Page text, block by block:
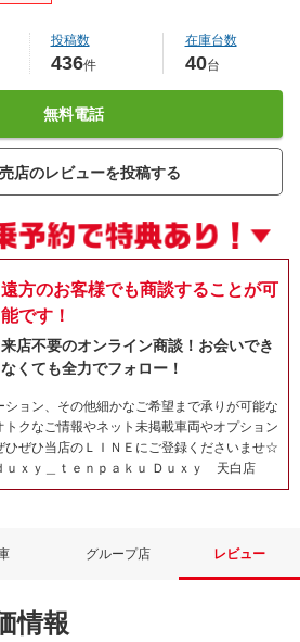
投稿数
436件
在庫台数
40台
無料電話
店のレビューを投稿する
遠方のお客様でも商談することが可
能です！
来店不要のオンライン商談！お会いでき
なくても全力でフォロー！
ョン、その他細かなご希望まで承りが可能な
トクなご情報やネット未掲載車両やオプション
ひぜひ当店のＬＩＮＥにご登録くださいませ☆
ｙ＿ｔｅｎｐａｋｕ Ｄｕｘｙ 天白店
グループ店 レビュー
情報